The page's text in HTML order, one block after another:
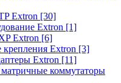
Extron [30]
Extron [1]
Extron [6]
Extron [3]
Extron [11]
коммутаторы